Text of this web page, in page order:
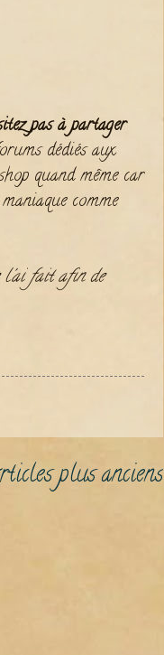
pas à partager
dédiés aux
quand même car
comme
l'ai fait afin de
plus anciens